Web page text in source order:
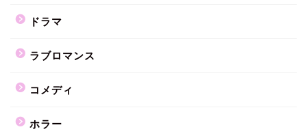
ドラマ
ラブロマンス
コメディ
ホラー